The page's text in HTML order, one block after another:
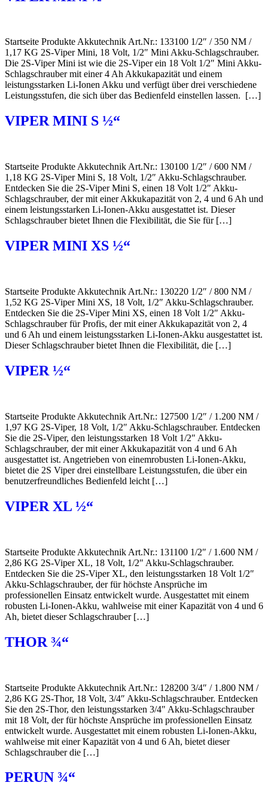
Startseite Produkte Akkutechnik Art.Nr.: 133100 1/2″ / 350 NM /
1,17 KG 2S-Viper Mini, 18 Volt, 1/2″ Mini Akku-Schlagschrauber.
Die 2S-Viper Mini ist wie die 2S-Viper ein 18 Volt 1/2″ Mini Akku-
Schlagschrauber mit einer 4 Ah Akkukapazität und einem
leistungsstarken Li-Ionen Akku und verfügt über drei verschiedene
Leistungsstufen, die sich über das Bedienfeld einstellen lassen. […]
VIPER MINI S ½“
Startseite Produkte Akkutechnik Art.Nr.: 130100 1/2″ / 600 NM /
1,18 KG 2S-Viper Mini S, 18 Volt, 1/2″ Akku-Schlagschrauber.
Entdecken Sie die 2S-Viper Mini S, einen 18 Volt 1/2″ Akku-
Schlagschrauber, der mit einer Akkukapazität von 2, 4 und 6 Ah und
einem leistungsstarken Li-Ionen-Akku ausgestattet ist. Dieser
Schlagschrauber bietet Ihnen die Flexibilität, die Sie für […]
VIPER MINI XS ½“
Startseite Produkte Akkutechnik Art.Nr.: 130220 1/2″ / 800 NM /
1,52 KG 2S-Viper Mini XS, 18 Volt, 1/2″ Akku-Schlagschrauber.
Entdecken Sie die 2S-Viper Mini XS, einen 18 Volt 1/2″ Akku-
Schlagschrauber für Profis, der mit einer Akkukapazität von 2, 4
und 6 Ah und einem leistungsstarken Li-Ionen-Akku ausgestattet ist.
Dieser Schlagschrauber bietet Ihnen die Flexibilität, die […]
VIPER ½“
Startseite Produkte Akkutechnik Art.Nr.: 127500 1/2″ / 1.200 NM /
1,97 KG 2S-Viper, 18 Volt, 1/2″ Akku-Schlagschrauber. Entdecken
Sie die 2S-Viper, den leistungsstarken 18 Volt 1/2″ Akku-
Schlagschrauber, der mit einer Akkukapazität von 4 und 6 Ah
ausgestattet ist. Angetrieben von einemrobusten Li-Ionen-Akku,
bietet die 2S Viper drei einstellbare Leistungsstufen, die über ein
benutzerfreundliches Bedienfeld leicht […]
VIPER XL ½“
Startseite Produkte Akkutechnik Art.Nr.: 131100 1/2″ / 1.600 NM /
2,86 KG 2S-Viper XL, 18 Volt, 1/2″ Akku-Schlagschrauber.
Entdecken Sie die 2S-Viper XL, den leistungsstarken 18 Volt 1/2″
Akku-Schlagschrauber, der für höchste Ansprüche im
professionellen Einsatz entwickelt wurde. Ausgestattet mit einem
robusten Li-Ionen-Akku, wahlweise mit einer Kapazität von 4 und 6
Ah, bietet dieser Schlagschrauber […]
THOR ¾“
Startseite Produkte Akkutechnik Art.Nr.: 128200 3/4″ / 1.800 NM /
2,86 KG 2S-Thor, 18 Volt, 3/4″ Akku-Schlagschrauber. Entdecken
Sie den 2S-Thor, den leistungsstarken 3/4″ Akku-Schlagschrauber
mit 18 Volt, der für höchste Ansprüche im professionellen Einsatz
entwickelt wurde. Ausgestattet mit einem robusten Li-Ionen-Akku,
wahlweise mit einer Kapazität von 4 und 6 Ah, bietet dieser
Schlagschrauber die […]
PERUN ¾“